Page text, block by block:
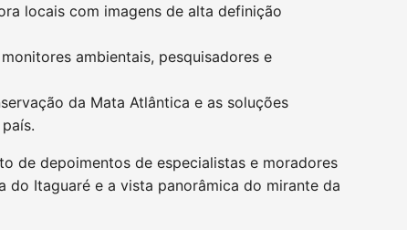
locais com imagens de alta definição
ambientais, pesquisadores e
da Mata Atlântica e as soluções
de depoimentos de especialistas e moradores
do Itaguaré e a vista panorâmica do mirante da